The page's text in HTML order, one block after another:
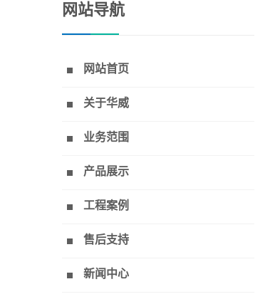
网站导航
网站首页
关于华威
业务范围
产品展示
工程案例
售后支持
新闻中心